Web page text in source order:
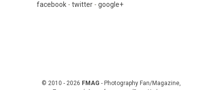
facebook - twitter - google+
© 2010 - 2026 FMAG - Photography Fan/Magazine,